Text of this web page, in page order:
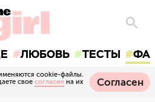
ЛЮБОВЬ ТЕСТЫ
cookie-файлы.
свое согласие на их
Согласен